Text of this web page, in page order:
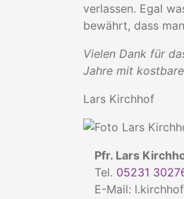
verlassen. Egal
bewährt, dass
Vielen Dank für
Jahre mit
Lars Kirchhof
Pfr. Lars
Tel. 05231
E-Mail: